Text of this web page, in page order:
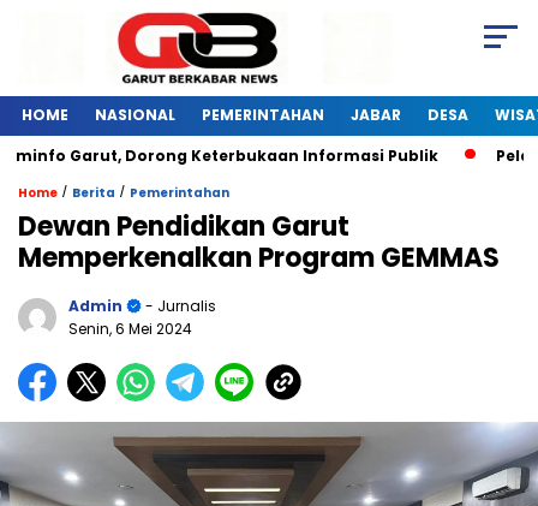
HOME NASIONAL PEMERINTAHAN JABAR DESA
Garut, Dorong Keterbukaan Informasi Publik
Home / Berita / Pemerintahan
Dewan Pendidikan Garut
Memperkenalkan Program GEMMAS
Admin
- Jurnalis
Senin, 6 Mei 2024